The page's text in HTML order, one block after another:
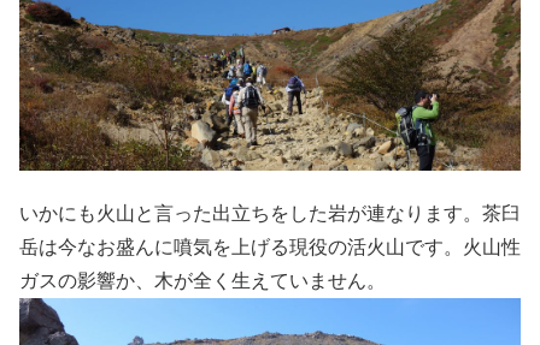
いかにも火山と言った出立ちをした岩が連なります。茶臼
岳は今なお盛んに噴気を上げる現役の活火山です。火山性
ガスの影響か、木が全く生えていません。